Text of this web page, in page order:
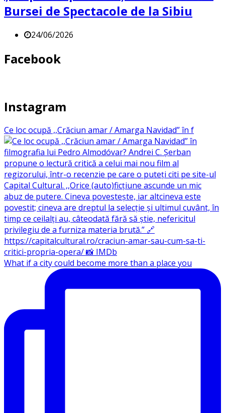
Bursei de Spectacole de la Sibiu
24/06/2026
Facebook
Instagram
Ce loc ocupă ,,Crăciun amar / Amarga Navidad” în f
What if a city could become more than a place you